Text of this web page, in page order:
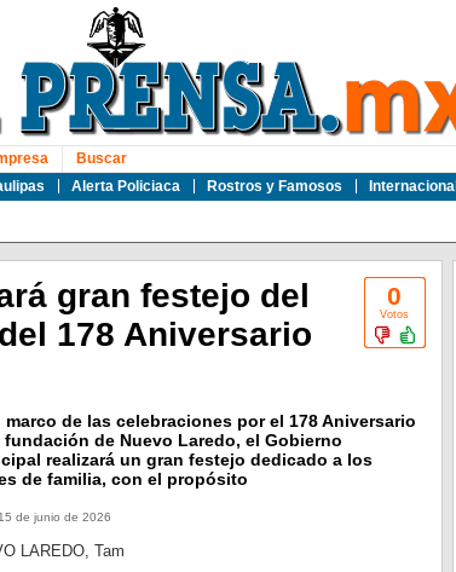
Alerta Policiaca Rostros y Famosos Internacional
Buscar
0
Votos
gran festejo del
178 Aniversario
marco de las celebraciones por el 178 Aniversario
fundación de Nuevo Laredo, el Gobierno
realizará un gran festejo dedicado a los
de familia, con el propósito
de junio de 2026
LAREDO, Tam